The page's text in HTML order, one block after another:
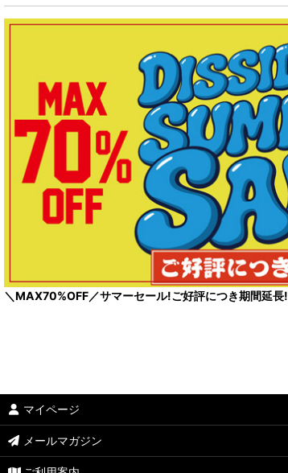
＼MAX70%OFF／サマーセール!ご好評につき期間延長!
マイページ
メールマガジン